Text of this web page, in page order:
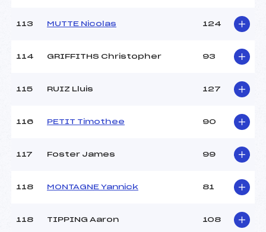
113 MUTTE Nicolas 124
114 GRIFFITHS Christopher 93
115 RUIZ Lluis 127
116 PETIT Timothee 90
117 Foster James 99
118 MONTAGNE Yannick 81
118 TIPPING Aaron 108